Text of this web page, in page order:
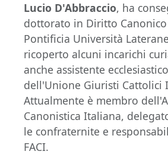
Lucio D'Abbraccio, ha
dottorato in Diritto
Pontificia Università
ricoperto alcuni incarichi
anche assistente
dell'Unione Giuristi Cattolici
Attualmente è membro
Canonistica Italiana,
le confraternite e
FACI.